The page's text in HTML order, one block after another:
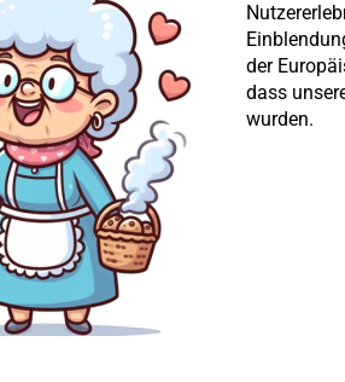
der
dass
wurden.
Jahren befassen wir uns mit dem
, Winter- und
30 25 03
Landesstraße 18, 6176 Völs